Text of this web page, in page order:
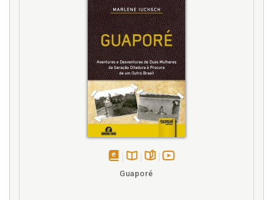
Disponível
na
páginas
Guaporé